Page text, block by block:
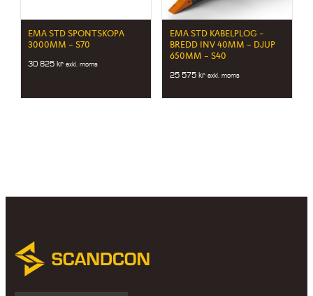
EMA STD SPONTSKOPA
3000MM – S70
30 825kr exkl. moms
EMA STD KABELPLOG –
BREDD INV 40MM – DJUP
650MM – S40
25 575 kr exkl. moms